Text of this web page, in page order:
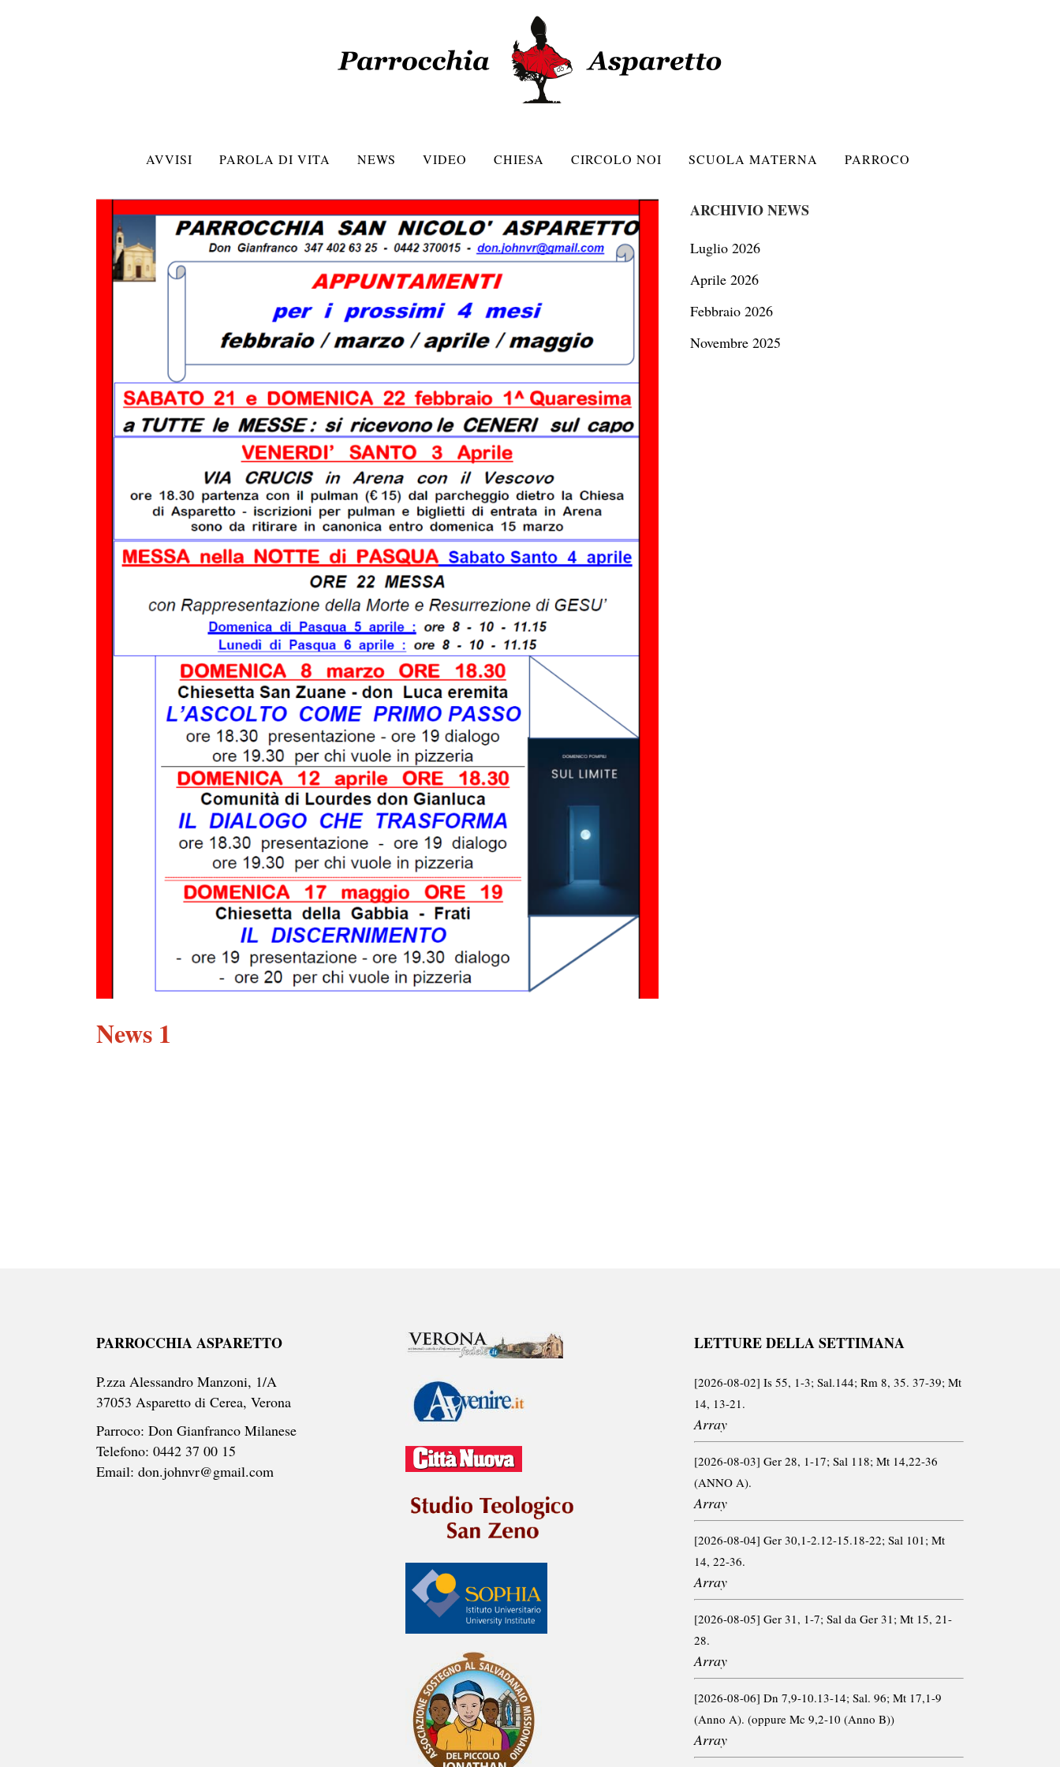
AVVISI PAROLA DI VITA NEWS VIDEO CHIESA CIRCOLO NOI SCUOLA MATERNA PARROCO
News 1
ARCHIVIO NEWS
Luglio 2026
Aprile 2026
Febbraio 2026
Novembre 2025
PARROCCHIA ASPARETTO
P.zza Alessandro Manzoni, 1/A
37053 Asparetto di Cerea, Verona
Parroco: Don Gianfranco Milanese
Telefono: 0442 37 00 15
Email: don.johnvr@gmail.com
LETTURE DELLA SETTIMANA
[2026-08-02] Is 55, 1-3; Sal.144; Rm 8, 35. 37-39; Mt
14, 13-21.
Array
[2026-08-03] Ger 28, 1-17; Sal 118; Mt 14,22-36
(ANNO A).
Array
[2026-08-04] Ger 30,1-2.12-15.18-22; Sal 101; Mt
14, 22-36.
Array
[2026-08-05] Ger 31, 1-7; Sal da Ger 31; Mt 15, 21-
28.
Array
[2026-08-06] Dn 7,9-10.13-14; Sal. 96; Mt 17,1-9
(Anno A). (oppure Mc 9,2-10 (Anno B))
Array